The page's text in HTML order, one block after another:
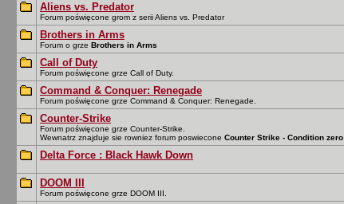
Aliens vs. Predator
Forum poświęcone grom z serii Aliens vs. Predator
Brothers in Arms
Forum o grze Brothers in Arms
Call of Duty
Forum poświęcone grze Call of Duty.
Command & Conquer: Renegade
Forum poświęcone grze Command & Conquer: Renegade.
Counter-Strike
Forum poświęcone grze Counter-Strike.
Wewnatrz znajduje sie rowniez forum poswiecone Counter Strike - Condition zero
Delta Force : Black Hawk Down
DOOM III
Forum poświęcone grze DOOM III.